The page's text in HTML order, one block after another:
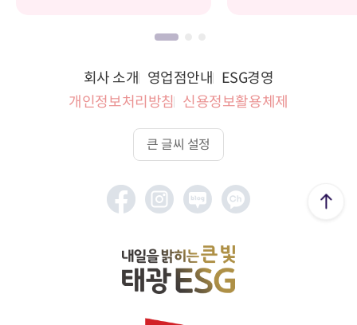
회사 소개 영업점안내 ESG경영
개인정보처리방침 신용정보활용체제
큰 글씨 설정